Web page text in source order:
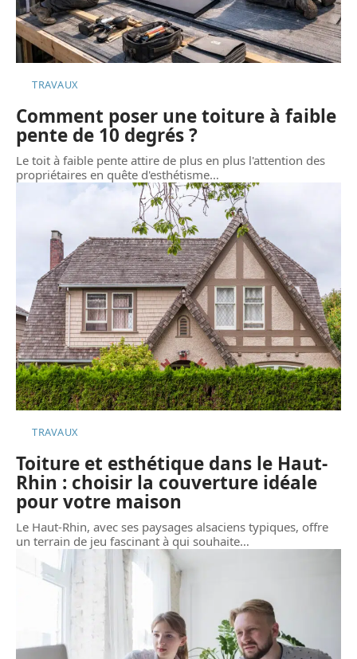
TRAVAUX
Comment poser une toiture à faible
pente de 10 degrés ?
Le toit à faible pente attire de plus en plus l'attention des
propriétaires en quête d'esthétisme…
TRAVAUX
Toiture et esthétique dans le Haut-
Rhin : choisir la couverture idéale
pour votre maison
Le Haut-Rhin, avec ses paysages alsaciens typiques, offre
un terrain de jeu fascinant à qui souhaite…